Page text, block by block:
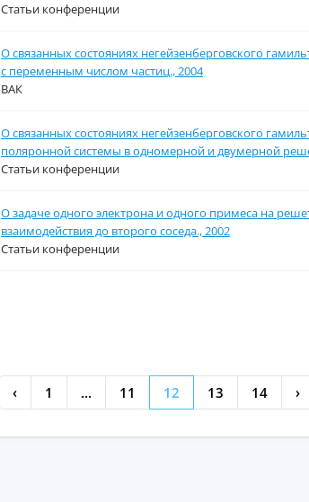
Статьи конференции
О связанных состояниях негейзенберговского
с переменным числом частиц., 2004
ВАК
О связанных состояниях негейзенберговского
поляронной системы в одномерной и двумерной
Статьи конференции
О задаче одного электрона и одного примеса на
взаимодействия до второго соседа., 2002
Статьи конференции
‹ 1 ... 11 12 13 14 ›